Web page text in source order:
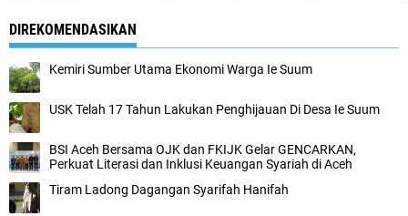
DIREKOMENDASIKAN
Kemiri Sumber Utama Ekonomi Warga Ie Suum
USK Telah 17 Tahun Lakukan Penghijauan Di Desa Ie Suum
BSI Aceh Bersama OJK dan FKIJK Gelar GENCARKAN,
Perkuat Literasi dan Inklusi Keuangan Syariah di Aceh
Tiram Ladong Dagangan Syarifah Hanifah